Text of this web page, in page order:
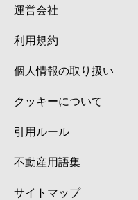
運営会社
利用規約
個人情報の取り扱い
クッキーについて
引用ルール
不動産用語集
サイトマップ